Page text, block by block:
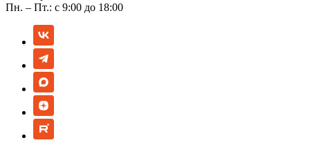
Пн. – Пт.: с 9:00 до 18:00